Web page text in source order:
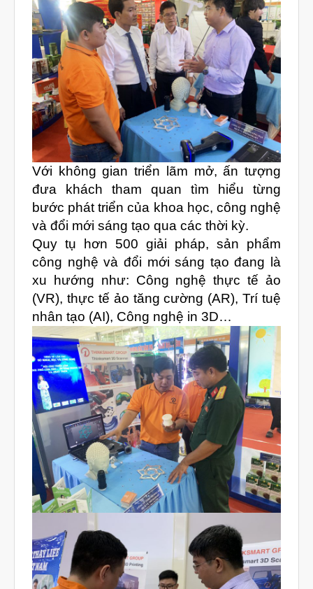
vật liệu in 3D tiếp xúc dầu
vật liệu in 3D kháng dung môi
đánh đổi độ bền và chịu nhiệt
đọc datasheet vật liệu in 3D
phun hạt mài chi tiết in 3D
Tháng Tám 2026
Tháng Bảy 2026
Tháng Năm 2026
Tháng Tư 2026
Tháng Ba 2026
Tháng Hai 2026
Tháng Một 2026
Tháng Mười Hai 2025
Tháng Mười Một 2025
Tháng Mười 2025
Tháng Chín 2025
Tháng Tám 2025
Tháng Bảy 2025
Tháng Sáu 2025
Tháng Tư 2025
Tháng Ba 2025
Với không gian triển lãm mở, ấn tượng
đưa khách tham quan tìm hiểu từng
bước phát triển của khoa học, công nghệ
và đổi mới sáng tạo qua các thời kỳ.
Quy tụ hơn 500 giải pháp, sản phẩm
công nghệ và đổi mới sáng tạo đang là
xu hướng như: Công nghệ thực tế ảo
(VR), thực tế ảo tăng cường (AR), Trí tuệ
nhân tạo (AI), Công nghệ in 3D…